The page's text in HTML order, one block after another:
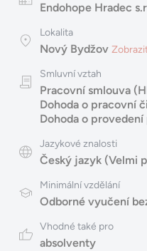
Endohope Hradec
Lokalita
Nový Bydžov
Smluvní vztah
Pracovní smlouva
Dohoda o pracovní
Dohoda o provedení
Jazykové znalosti
Český jazyk (Velmi
Minimální vzdělání
Odborné vyučení
Vhodné také pro
absolventy